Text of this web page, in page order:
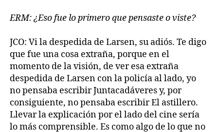
ERM: ¿Eso fue lo primero que pensaste o viste?
JCO: Vi la despedida de Larsen, su adiós. Te digo
que fue una cosa extraña, porque en el
momento de la visión, de ver esa extraña
despedida de Larsen con la policía al lado, yo
no pensaba escribir Juntacadáveres y, por
consiguiente, no pensaba escribir El astillero.
Llevar la explicación por el lado del cine sería
lo más comprensible. Es como algo de lo que no